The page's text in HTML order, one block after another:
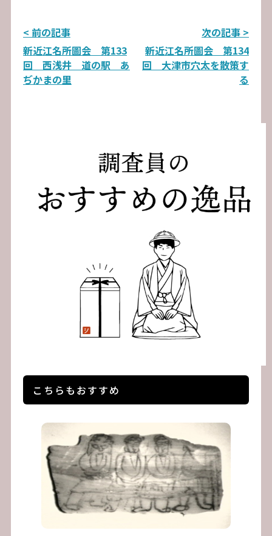
投
稿
ナ
< 前の記事
新近江名所圖会 第133
回 西浅井 道の駅 あ
ぢかまの里
次の記事 >
新近江名所圖会 第134
回 大津市穴太を散策す
る
こちらもおすすめ